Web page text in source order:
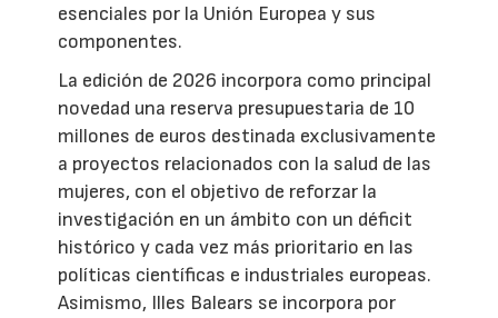
esenciales por la Unión Europea y sus
componentes.
La edición de 2026 incorpora como principal
novedad una reserva presupuestaria de 10
millones de euros destinada exclusivamente
a proyectos relacionados con la salud de las
mujeres, con el objetivo de reforzar la
investigación en un ámbito con un déficit
histórico y cada vez más prioritario en las
políticas científicas e industriales europeas.
Asimismo, Illes Balears se incorpora por